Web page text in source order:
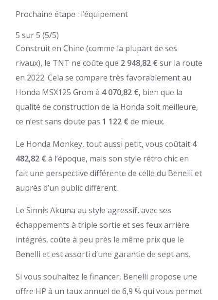
Prochaine étape : l’équipement
5 sur 5 (5/5)
Construit en Chine (comme la plupart de ses
rivaux), le TNT ne coûte que 2 948,82 € sur la route
en 2022. Cela se compare très favorablement au
Honda MSX125 Grom à 4 070,82 €, bien que la
qualité de construction de la Honda soit meilleure,
ce n’est sans doute pas 1 122 € de mieux.
Le Honda Monkey, tout aussi petit, vous coûtait 4
482,82 € à l’époque, mais son style rétro chic en
fait une perspective différente de celle du Benelli et
auprès d’un public différent.
Le Sinnis Akuma au style agressif, avec ses
échappements à triple sortie et ses feux arrière
intégrés, coûte à peu près le même prix que le
Benelli et est assorti d’une garantie de sept ans.
Si vous souhaitez le financer, Benelli propose une
offre HP à un taux annuel de 6,9 % qui vous permet